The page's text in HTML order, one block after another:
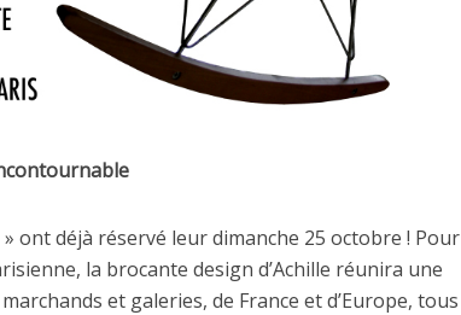
ont déjà réservé leur dimanche 25 octobre ! Pour
la brocante design d’Achille réunira une
et galeries, de France et d’Europe, tous